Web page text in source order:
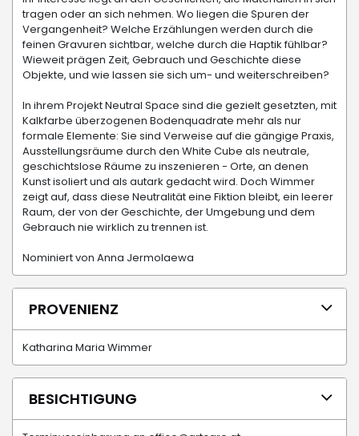
tragen oder an sich nehmen. Wo liegen die Spuren der
Vergangenheit? Welche Erzählungen werden durch die
feinen Gravuren sichtbar, welche durch die Haptik fühlbar?
Wieweit prägen Zeit, Gebrauch und Geschichte diese
Objekte, und wie lassen sie sich um- und weiterschreiben?
In ihrem Projekt Neutral Space sind die gezielt gesetzten, mit
Kalkfarbe überzogenen Bodenquadrate mehr als nur
formale Elemente: Sie sind Verweise auf die gängige Praxis,
Ausstellungsräume durch den White Cube als neutrale,
geschichtslose Räume zu inszenieren - Orte, an denen
Kunst isoliert und als autark gedacht wird. Doch Wimmer
zeigt auf, dass diese Neutralität eine Fiktion bleibt, ein leerer
Raum, der von der Geschichte, der Umgebung und dem
Gebrauch nie wirklich zu trennen ist.
Nominiert von Anna Jermolaewa
PROVENIENZ
Katharina Maria Wimmer
BESICHTIGUNG